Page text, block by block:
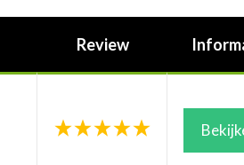
Review